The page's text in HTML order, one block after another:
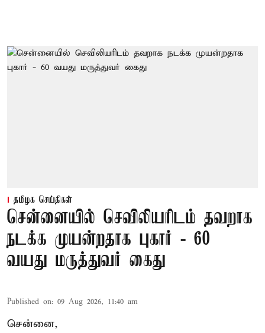
தமிழக செய்திகள்
சென்னையில் செவிலியரிடம் தவறாக
நடக்க முயன்றதாக புகார் - 60
வயது மருத்துவர் கைது
Published on: 09 Aug 2026, 11:40 am
சென்னை,